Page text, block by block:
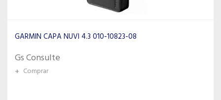
GARMIN CAPA NUVI 4.3 010-10823-08
Gs Consulte
+ Comprar